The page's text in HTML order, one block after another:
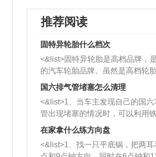
推荐阅读
固特异轮胎什么档次
<&list>固特异轮胎是高档品牌，
的汽车轮胎品牌。虽然是高档轮
牌，但是中高低端的轮胎都有生产
也是为了更好的开拓市场。
国六排气管堵塞怎么清理
<&list>1、当车主发现自己的国六
管出现堵塞的情况时，可以利用
者是细棍，直接将杂物给取出来，
堵塞情况比较严重，也可以采取应
施。 <&list>2、直接利用木棍将
在家拿什么练方向盘
<&list>1、找一只平底锅，把两耳